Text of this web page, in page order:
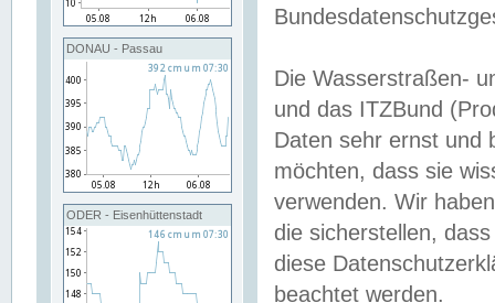
DONAU - Passau
ODER - Eisenhüttenstadt
Die Wasserstraßen-
und das ITZBund
Daten sehr ernst und
möchten, dass sie
verwenden. Wir
die sicherstellen,
diese
beachtet werden.